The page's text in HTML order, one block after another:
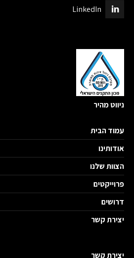
LinkedIn
ניווט מהיר
עמוד הבית
אודותינו
הצוות שלנו
פרוייקטים
דרושים
יצירת קשר
יצירת קשר